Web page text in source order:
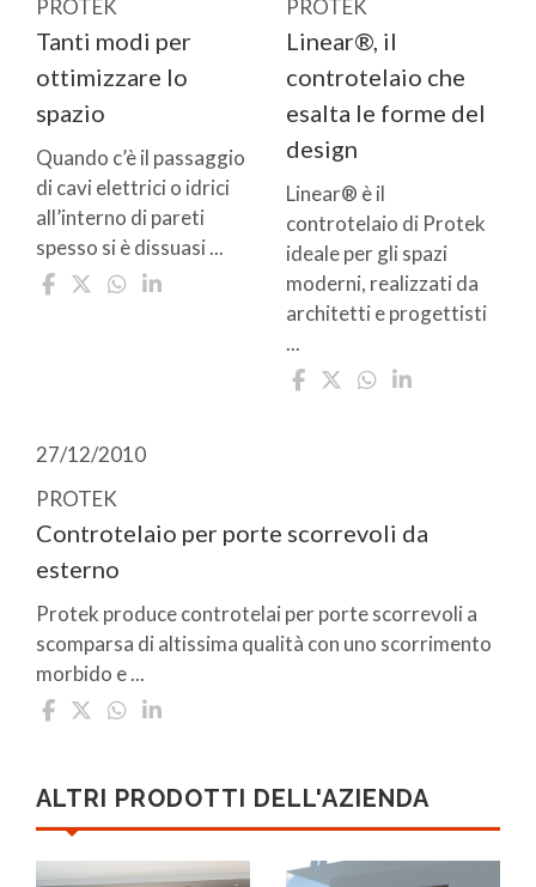
PROTEK
Tanti modi per
ottimizzare lo
spazio
Quando c’è il passaggio
di cavi elettrici o idrici
all’interno di pareti
spesso si è dissuasi ...
PROTEK
Linear®, il
controtelaio che
esalta le forme del
design
Linear® è il
controtelaio di Protek
ideale per gli spazi
moderni, realizzati da
architetti e progettisti
...
27/12/2010
PROTEK
Controtelaio per porte scorrevoli da
esterno
Protek produce controtelai per porte scorrevoli a
scomparsa di altissima qualità con uno scorrimento
morbido e ...
ALTRI PRODOTTI DELL'AZIENDA